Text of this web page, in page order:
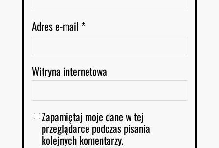
Adres e-mail *
Witryna internetowa
Zapamiętaj moje dane w tej
przeglądarce podczas pisania
kolejnych komentarzy.